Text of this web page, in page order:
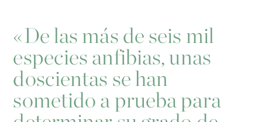
«De las más de seis mil
especies anfibias, unas
doscientas se han
sometido a prueba para